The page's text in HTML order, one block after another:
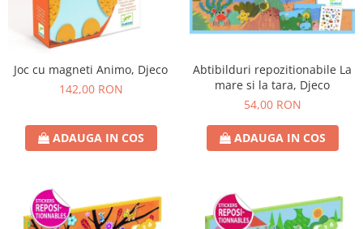
Joc cu magneti Animo, Djeco
142,00 RON
ADAUGA IN COS
Abtibilduri repozitionabile La
mare si la tara, Djeco
54,00 RON
ADAUGA IN COS